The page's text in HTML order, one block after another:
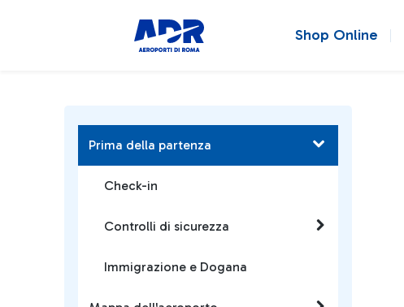
Shop Online
Prima della partenza
Check-in
Controlli di sicurezza
Immigrazione e Dogana